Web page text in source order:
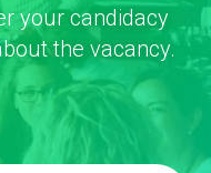
your candidacy
the vacancy.